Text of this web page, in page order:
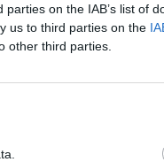
on the IAB’s list of
us to third parties on the
other third parties.
Leichtigkeit - "in Speakers
liebe und lache*